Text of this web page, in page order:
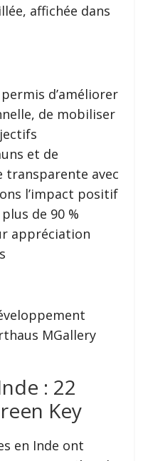
affichée dans
d’améliorer
de mobiliser
et de
transparente avec
l’impact positif
de 90 %
appréciation
MGallery
: 22
Key
en Inde ont